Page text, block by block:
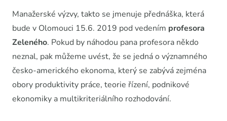
Manažerské výzvy, takto se jmenuje přednáška, která
bude v Olomouci 15.6. 2019 pod vedením profesora
Zeleného. Pokud by náhodou pana profesora někdo
neznal, pak můžeme uvést, že se jedná o významného
česko-amerického ekonoma, který se zabývá zejména
obory produktivity práce, teorie řízení, podnikové
ekonomiky a multikriteriálního rozhodování.